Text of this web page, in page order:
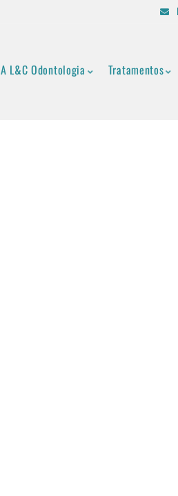
A L&C Odontologia Tratamentos